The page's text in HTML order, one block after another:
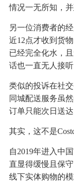
情况一无所知，
另一位消费者的
近12点才收到货
已经完全化水，
话也一直无人接听
类似的投诉在社
同城配送服务虽
订单只能次日送达
其实，这不是
自2019年进入中
直显得缓慢且保
线下实体购物的